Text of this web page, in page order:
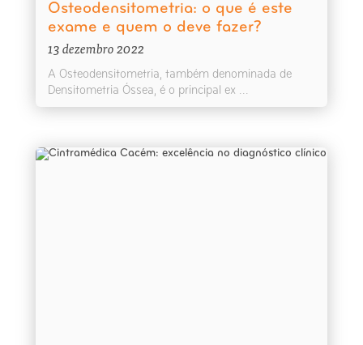
Osteodensitometria: o que é este
exame e quem o deve fazer?
13 dezembro 2022
A Osteodensitometria, também denominada de
Densitometria Óssea, é o principal ex ...